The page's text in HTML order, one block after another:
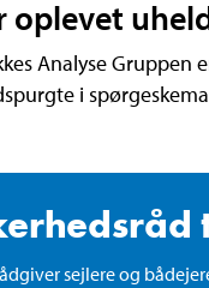
oplevet
Analyse
i
sejlere og